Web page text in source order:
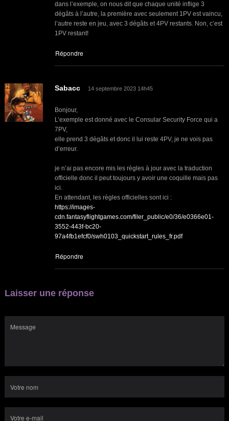
dans l’exemple, on nous dit que chaque unité inflige 3
dégâts à l’autre, la première avec seulement 1PV est vaincu,
l’autre reste en jeu, avec 3 dégâts et 4PV restants. Non, c’est
1PV restant!
Répondre
Sabacc 14 septembre 2023 14h45
Bonjour,
L’exemple est donné avec le Consular Security Force qui a
7PV,
elle prend 3 dégâts et donc il lui reste 4PV, je ne vois pas
d’erreur.
je n’ai pas encore mis les règles à jour avec la traduction
officielle donc il peut toujours y avoir une coquille mais pas
ici.
En attendant, les règles officielles sont ici :
https://images-
cdn.fantasyflightgames.com/filer_public/e0/36/e0366e01-
3552-443f-bc20-
97a4fb1efcf0/swh0103_quickstart_rules_fr.pdf
Répondre
Laisser une réponse